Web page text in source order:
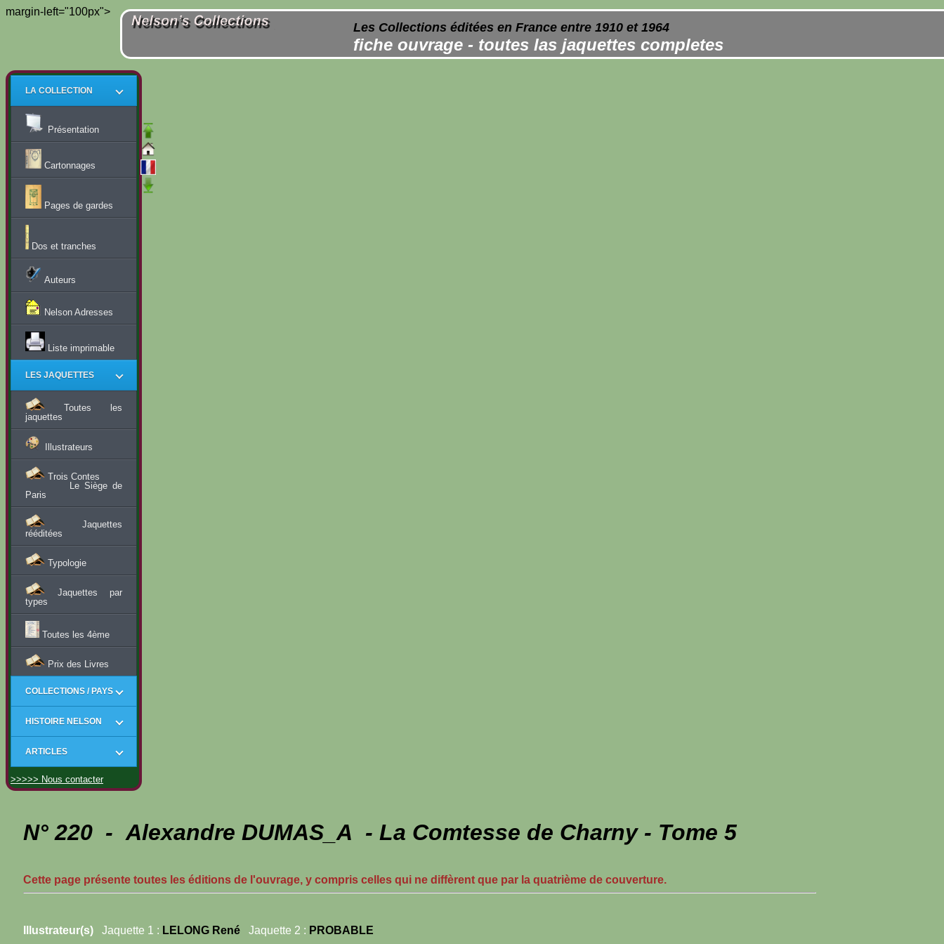
margin-left="100px">
Les Collections éditées en France entre 1910 et 1964
fiche ouvrage - toutes las jaquettes completes
LA COLLECTION
Présentation
Cartonnages
Pages de gardes
Dos et tranches
Auteurs
Nelson Adresses
Liste imprimable
LES JAQUETTES
Toutes les
jaquettes
Illustrateurs
Trois Contes
Le Siège de
Paris
Jaquettes
rééditées
Typologie
Jaquettes par
types
Toutes les 4ème
Prix des Livres
COLLECTIONS / PAYS
HISTOIRE NELSON
ARTICLES
>>>>> Nous contacter
N° 220 - Alexandre DUMAS_A - La Comtesse de Charny - Tome 5
Cette page présente toutes les éditions de l'ouvrage, y compris celles qui ne diffèrent que par la quatrième de couverture.
Illustrateur(s) Jaquette 1 : LELONG René Jaquette 2 : PROBABLE